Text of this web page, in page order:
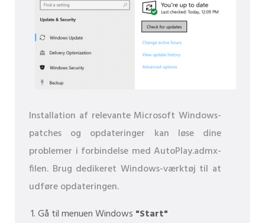
Installation af relevante Microsoft Windows-
patches og opdateringer kan løse dine
problemer i forbindelse med AutoPlay.admx-
filen. Brug dedikeret Windows-værktøj til at
udføre opdateringen.
Gå til menuen Windows "Start"